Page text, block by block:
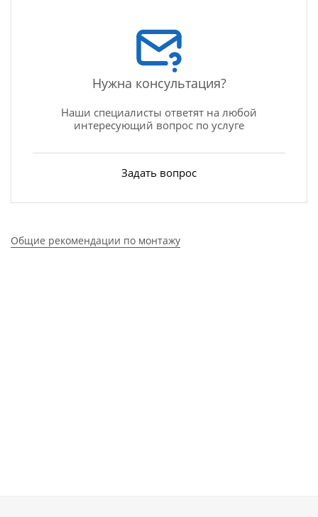
Нужна консультация?
Наши специалисты ответят на любой
интересующий вопрос по услуге
Задать вопрос
Общие рекомендации по монтажу